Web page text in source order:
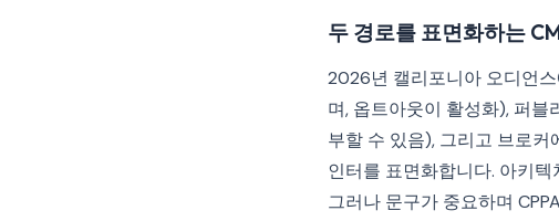
두 경로를 표면화하는
2026년 캘리포니아 오디언
며, 옵트아웃이 활성화), 퍼
부할 수 있음), 그리고 브로
인터를 표면화합니다. 아키
그러나 문구가 중요하며